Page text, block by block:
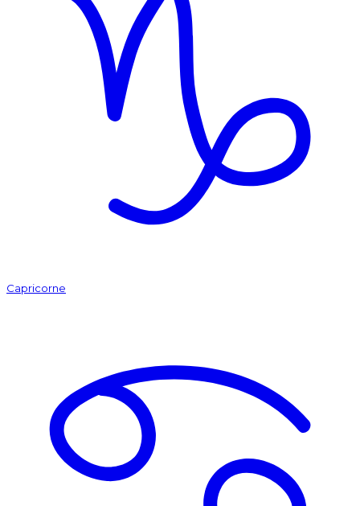
Capricorne